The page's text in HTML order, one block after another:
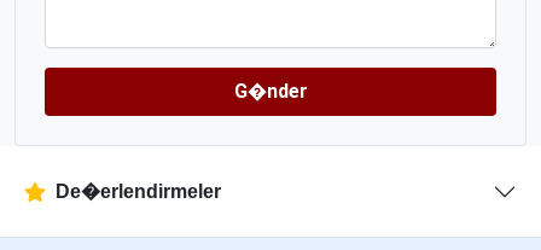
G�nder
De�erlendirmeler